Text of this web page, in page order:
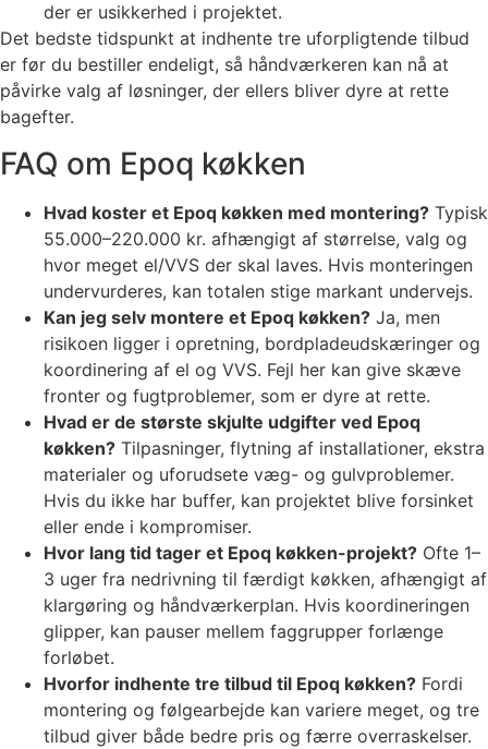
der er usikkerhed i projektet.
Det bedste tidspunkt at indhente tre uforpligtende tilbud
er før du bestiller endeligt, så håndværkeren kan nå at
påvirke valg af løsninger, der ellers bliver dyre at rette
bagefter.
FAQ om Epoq køkken
Hvad koster et Epoq køkken med montering? Typisk
55.000–220.000 kr. afhængigt af størrelse, valg og
hvor meget el/VVS der skal laves. Hvis monteringen
undervurderes, kan totalen stige markant undervejs.
Kan jeg selv montere et Epoq køkken? Ja, men
risikoen ligger i opretning, bordpladeudskæringer og
koordinering af el og VVS. Fejl her kan give skæve
fronter og fugtproblemer, som er dyre at rette.
Hvad er de største skjulte udgifter ved Epoq
køkken? Tilpasninger, flytning af installationer, ekstra
materialer og uforudsete væg- og gulvproblemer.
Hvis du ikke har buffer, kan projektet blive forsinket
eller ende i kompromiser.
Hvor lang tid tager et Epoq køkken-projekt? Ofte 1–
3 uger fra nedrivning til færdigt køkken, afhængigt af
klargøring og håndværkerplan. Hvis koordineringen
glipper, kan pauser mellem faggrupper forlænge
forløbet.
Hvorfor indhente tre tilbud til Epoq køkken? Fordi
montering og følgearbejde kan variere meget, og tre
tilbud giver både bedre pris og færre overraskelser.